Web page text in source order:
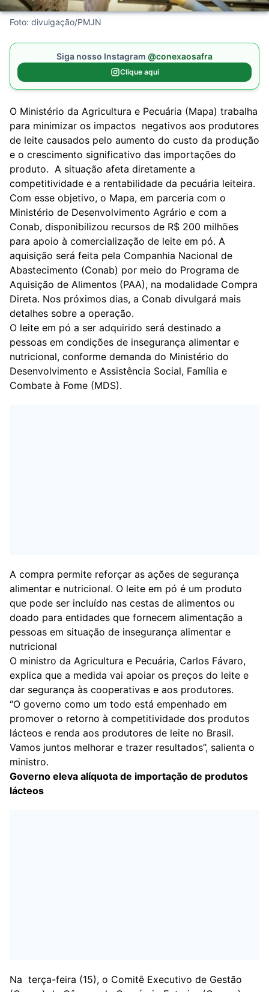
Foto: divulgação/PMJN
Siga nosso Instagram @conexaosafra
Clique aqui
O Ministério da Agricultura e Pecuária (Mapa) trabalha
para minimizar os impactos negativos aos produtores
de leite causados pelo aumento do custo da produção
e o crescimento significativo das importações do
produto. A situação afeta diretamente a
competitividade e a rentabilidade da pecuária leiteira.
Com esse objetivo, o Mapa, em parceria com o
Ministério de Desenvolvimento Agrário e com a
Conab, disponibilizou recursos de R$ 200 milhões
para apoio à comercialização de leite em pó. A
aquisição será feita pela Companhia Nacional de
Abastecimento (Conab) por meio do Programa de
Aquisição de Alimentos (PAA), na modalidade Compra
Direta. Nos próximos dias, a Conab divulgará mais
detalhes sobre a operação.
O leite em pó a ser adquirido será destinado a
pessoas em condições de insegurança alimentar e
nutricional, conforme demanda do Ministério do
Desenvolvimento e Assistência Social, Família e
Combate à Fome (MDS).
A compra permite reforçar as ações de segurança
alimentar e nutricional. O leite em pó é um produto
que pode ser incluído nas cestas de alimentos ou
doado para entidades que fornecem alimentação a
pessoas em situação de insegurança alimentar e
nutricional
O ministro da Agricultura e Pecuária, Carlos Fávaro,
explica que a medida vai apoiar os preços do leite e
dar segurança às cooperativas e aos produtores.
“O governo como um todo está empenhado em
promover o retorno à competitividade dos produtos
lácteos e renda aos produtores de leite no Brasil.
Vamos juntos melhorar e trazer resultados”, salienta o
ministro.
Governo eleva alíquota de importação de produtos
lácteos
Na terça-feira (15), o Comitê Executivo de Gestão